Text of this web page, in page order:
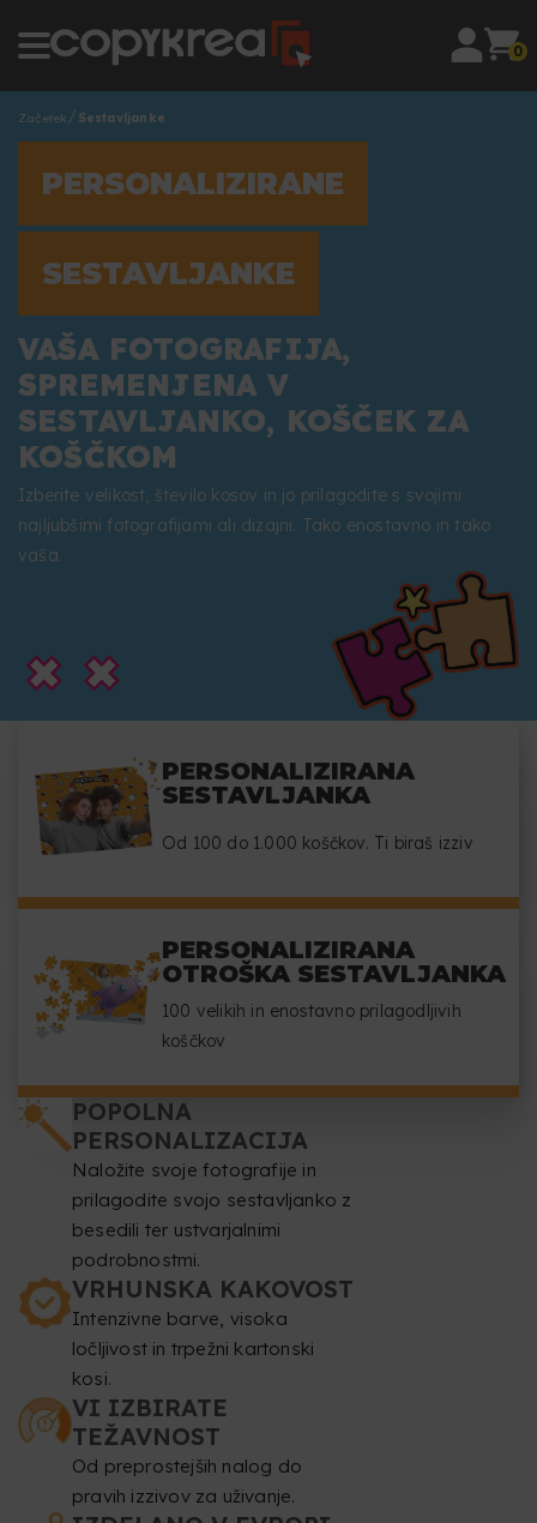
0
Začetek Sestavljanke
PERSONALIZIRANE
SESTAVLJANKE
VAŠA FOTOGRAFIJA,
SPREMENJENA V
SESTAVLJANKO, KOŠČEK ZA
KOŠČKOM
Izberite velikost, število kosov in jo prilagodite s svojimi
najljubšimi fotografijami ali dizajni. Tako enostavno in tako
vaša.
PERSONALIZIRANA
SESTAVLJANKA
Od 100 do 1.000 koščkov. Ti biraš izziv
PERSONALIZIRANA
OTROŠKA SESTAVLJANKA
100 velikih in enostavno prilagodljivih
koščkov
POPOLNA
PERSONALIZACIJA
Naložite svoje fotografije in
prilagodite svojo sestavljanko z
besedili ter ustvarjalnimi
podrobnostmi.
VRHUNSKA KAKOVOST
Intenzivne barve, visoka
ločljivost in trpežni kartonski
kosi.
VI IZBIRATE
TEŽAVNOST
Od preprostejših nalog do
pravih izzivov za uživanje.